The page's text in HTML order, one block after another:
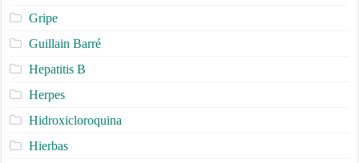
Gripe
Guillain Barré
Hepatitis B
Herpes
Hidroxicloroquina
Hierbas